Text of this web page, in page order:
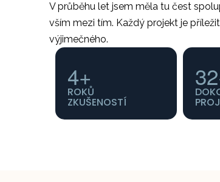
V průběhu let jsem měla tu čest
vším mezi tím. Každý projekt je
výjimečného.
4+
ROKŮ
ZKUŠENOSTÍ
32